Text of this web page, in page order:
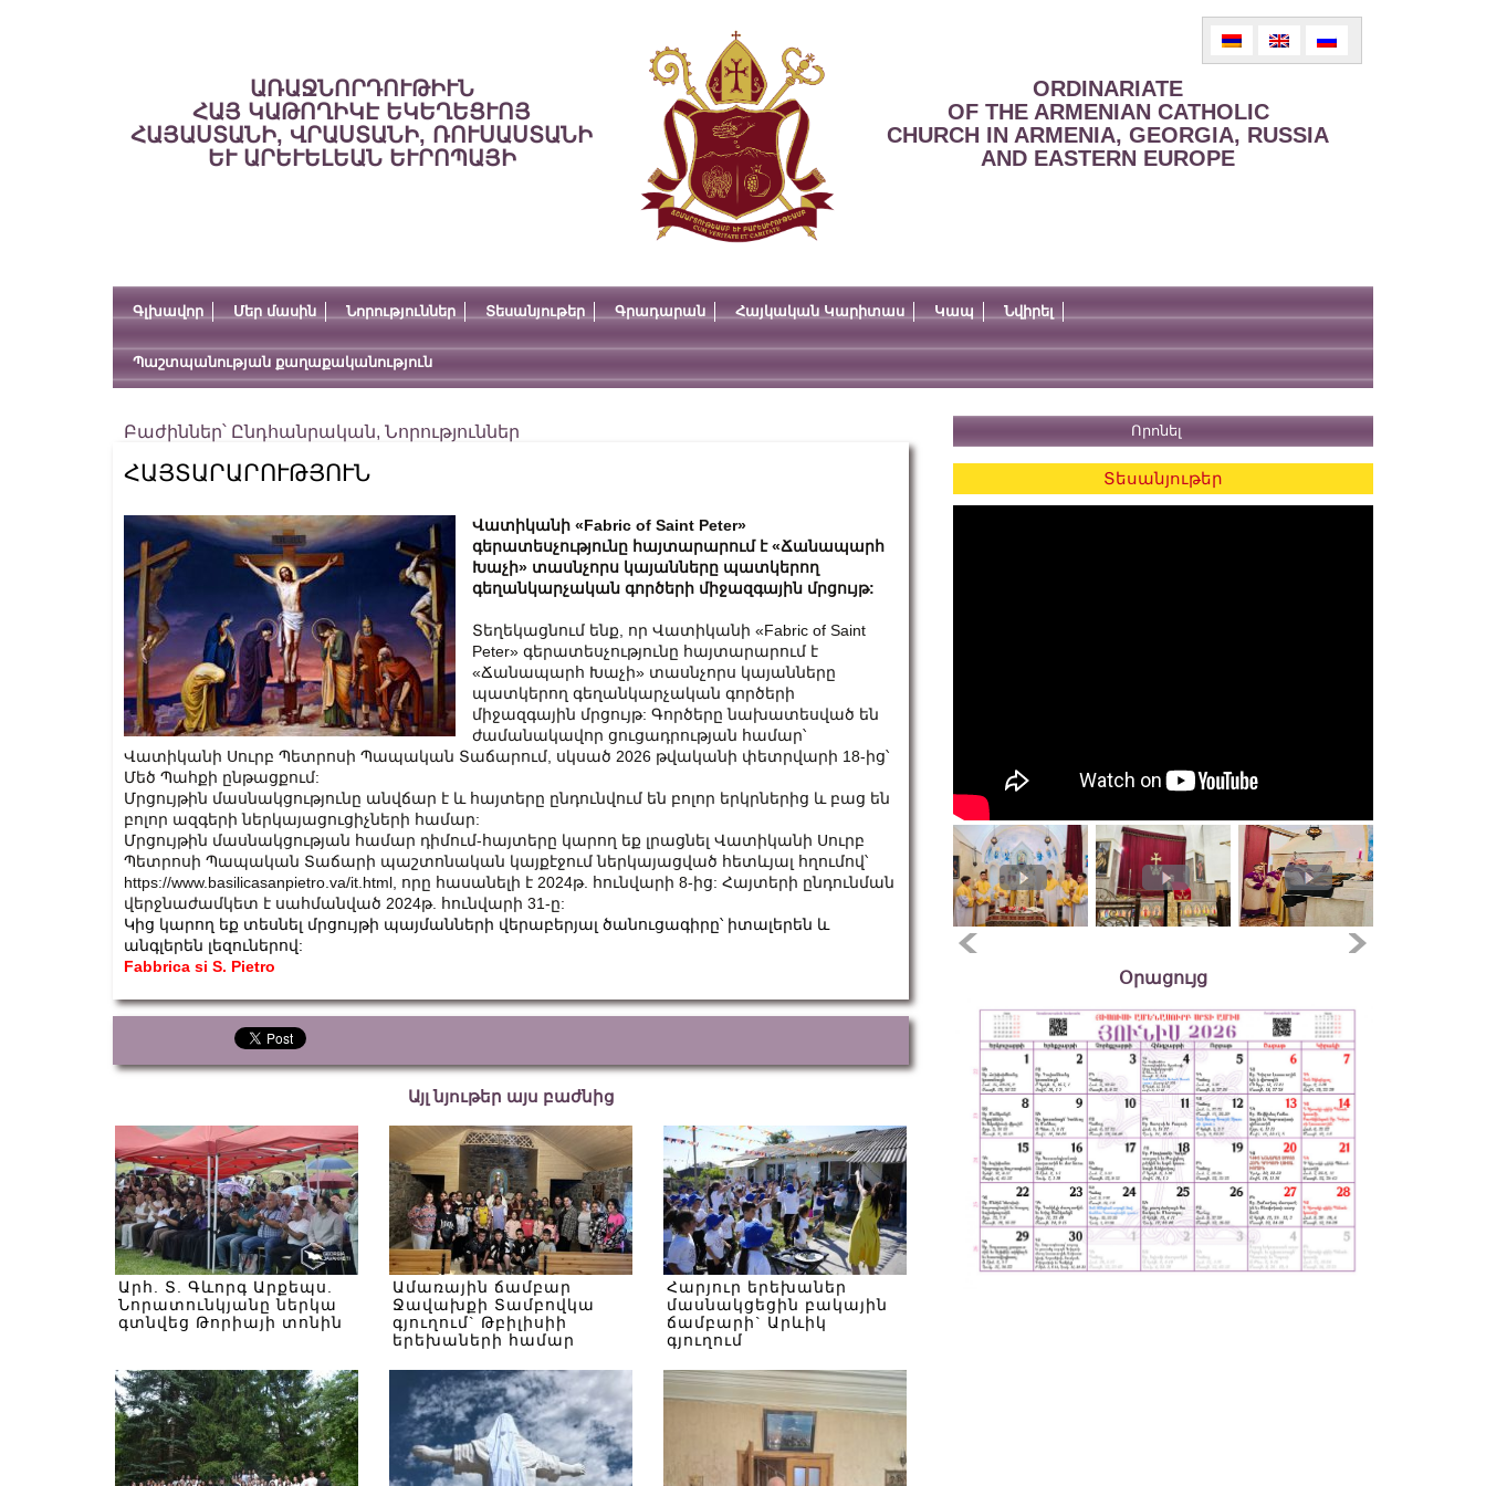
ԱՌԱՋՆՈՐԴՈՒԹԻՒՆ
ՀԱՅ ԿԱԹՈՂԻԿԷ ԵԿԵՂԵՑՒՈՅ
ՀԱՅԱՍՏԱՆԻ, ՎՐԱՍՏԱՆԻ, ՌՈՒՍԱՍՏԱՆԻ
ԵՒ ԱՐԵՒԵԼԵԱՆ ԵՒՐՈՊԱՅԻ
ORDINARIATE
OF THE ARMENIAN CATHOLIC
CHURCH IN ARMENIA, GEORGIA, RUSSIA
AND EASTERN EUROPE
Գլխավոր Մեր մասին Նորություններ Տեսանյութեր Գրադարան Հայկական Կարիտաս Կապ Նվիրել
Պաշտպանության քաղաքականություն
Բաժիններ՝ Ընդհանրական, Նորություններ
ՀԱՅՏԱՐԱՐՈՒԹՅՈՒՆ
Վատիկանի «Fabric of Saint Peter»
գերատեսչությունը հայտարարում է «Ճանապարհ
Խաչի» տասնչորս կայանները պատկերող
գեղանկարչական գործերի միջազգային մրցույթ:
Տեղեկացնում ենք, որ Վատիկանի «Fabric of Saint
Peter» գերատեսչությունը հայտարարում է
«Ճանապարհ Խաչի» տասնչորս կայանները
պատկերող գեղանկարչական գործերի
միջազգային մրցույթ: Գործերը նախատեսված են
ժամանակավոր ցուցադրության համար՝
Վատիկանի Սուրբ Պետրոսի Պապական Տաճարում, սկսած 2026 թվականի փետրվարի 18-ից՝
Մեծ Պահքի ընթացքում:
Մրցույթին մասնակցությունը անվճար է և հայտերը ընդունվում են բոլոր երկրներից և բաց են
բոլոր ազգերի ներկայացուցիչների համար:
Մրցույթին մասնակցության համար դիմում-հայտերը կարող եք լրացնել Վատիկանի Սուրբ
Պետրոսի Պապական Տաճարի պաշտոնական կայքէջում ներկայացված հետևյալ հղումով՝
https://www.basilicasanpietro.va/it.html, որը հասանելի է 2024թ. հունվարի 8-ից: Հայտերի ընդունման
վերջնաժամկետ է սահմանված 2024թ. հունվարի 31-ը:
Կից կարող եք տեսնել մրցույթի պայմանների վերաբերյալ ծանուցագիրը՝ իտալերեն և
անգլերեն լեզուներով:
Fabbrica si S. Pietro
Այլ նյութեր այս բաժնից
Արհ. Տ. Գևորգ Արքեպս.
Նորատունկյանը ներկա
գտնվեց Թորիայի տոնին
Ամառային ճամբար
Ջավախքի Տամբովկա
գյուղում` Թբիլիսիի
երեխաների համար
Հարյուր երեխաներ
մասնակցեցին բակային
ճամբարի` Արևիկ
գյուղում
Տեսանյութեր
Օրացույց